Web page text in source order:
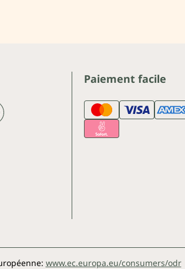
Paiement facile
www.ec.europa.eu/consumers/odr